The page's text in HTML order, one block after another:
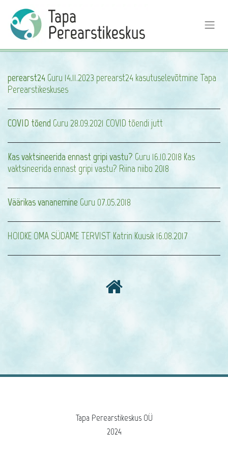
perearst24 Guru 14.11.2023 perearst24 kasutuselevõtmine Tapa
Perearstikeskuses
COVID tõend Guru 28.09.2021 COVID tõendi jutt
Kas vaktsineerida ennast gripi vastu? Guru 16.10.2018 Kas
vaktsineerida ennast gripi vastu? Riina niibo 2018
Väärikas vananemine Guru 07.05.2018
HOIDKE OMA SÜDAME TERVIST Katrin Kuusik 16.08.2017
Tapa Perearstikeskus OÜ
2024